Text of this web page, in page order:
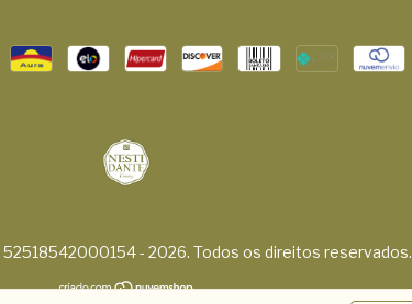
- 2026. Todos os direitos reservados.